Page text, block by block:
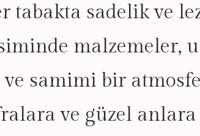
tabakta sadelik ve
malzemeler,
samimi bir
ve güzel